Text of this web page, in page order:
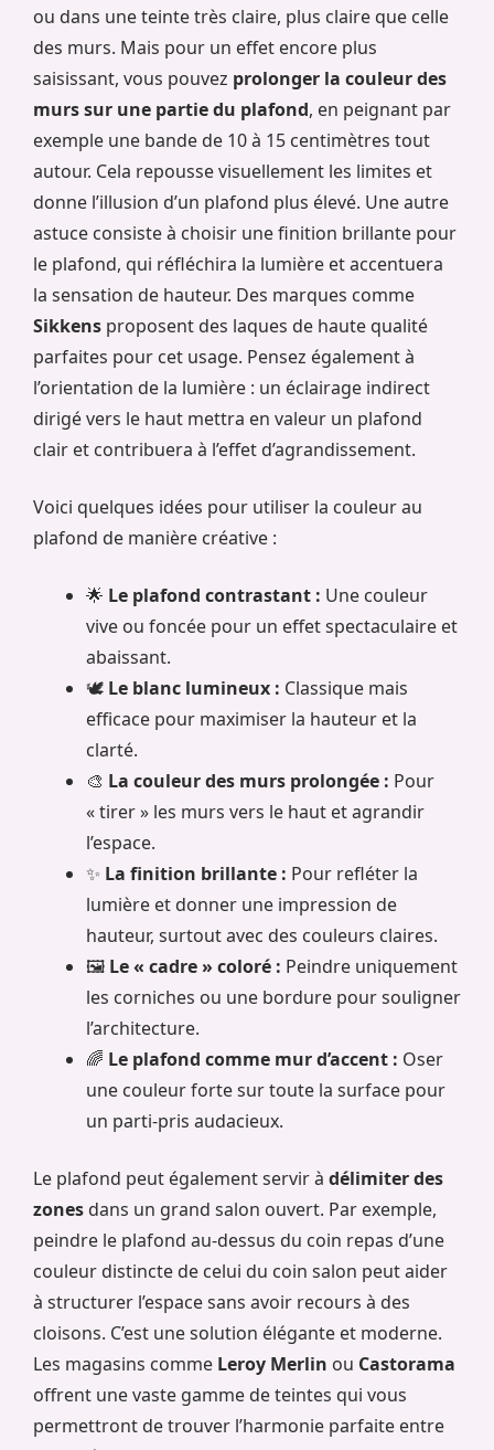
ou dans une teinte très claire, plus claire que celle
des murs. Mais pour un effet encore plus
saisissant, vous pouvez prolonger la couleur des
murs sur une partie du plafond, en peignant par
exemple une bande de 10 à 15 centimètres tout
autour. Cela repousse visuellement les limites et
donne l’illusion d’un plafond plus élevé. Une autre
astuce consiste à choisir une finition brillante pour
le plafond, qui réfléchira la lumière et accentuera
la sensation de hauteur. Des marques comme
Sikkens proposent des laques de haute qualité
parfaites pour cet usage. Pensez également à
l’orientation de la lumière : un éclairage indirect
dirigé vers le haut mettra en valeur un plafond
clair et contribuera à l’effet d’agrandissement.
Voici quelques idées pour utiliser la couleur au
plafond de manière créative :
🌟 Le plafond contrastant : Une couleur
vive ou foncée pour un effet spectaculaire et
abaissant.
🕊️ Le blanc lumineux : Classique mais
efficace pour maximiser la hauteur et la
clarté.
🎨 La couleur des murs prolongée : Pour
« tirer » les murs vers le haut et agrandir
l’espace.
✨ La finition brillante : Pour refléter la
lumière et donner une impression de
hauteur, surtout avec des couleurs claires.
🖼️ Le « cadre » coloré : Peindre uniquement
les corniches ou une bordure pour souligner
l’architecture.
🌈 Le plafond comme mur d’accent : Oser
une couleur forte sur toute la surface pour
un parti-pris audacieux.
Le plafond peut également servir à délimiter des
zones dans un grand salon ouvert. Par exemple,
peindre le plafond au-dessus du coin repas d’une
couleur distincte de celui du coin salon peut aider
à structurer l’espace sans avoir recours à des
cloisons. C’est une solution élégante et moderne.
Les magasins comme Leroy Merlin ou Castorama
offrent une vaste gamme de teintes qui vous
permettront de trouver l’harmonie parfaite entre